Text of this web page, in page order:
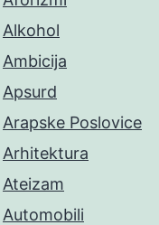
Alkohol
Ambicija
Apsurd
Arapske Poslovice
Arhitektura
Ateizam
Automobili